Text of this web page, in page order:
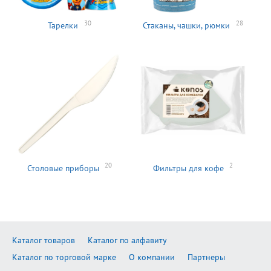
Тарелки 30 Стаканы, чашки, рюмки 28
Столовые приборы 20 Фильтры для кофе 2
Каталог товаров
Каталог по алфавиту
Каталог по торговой марке
О компании
Партнеры